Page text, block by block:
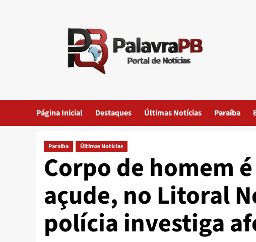
Página Inicial Destaques Últimas Notícias Paraíba
Paraíba Últimas Notícias
Corpo de homem
açude, no Litoral
polícia investiga